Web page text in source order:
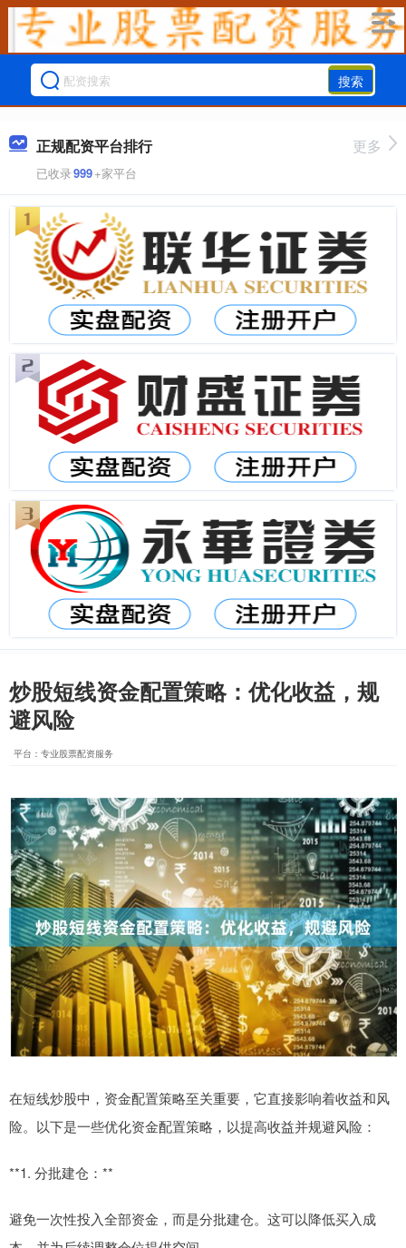
搜索
正规配资平台排行
已收录999+家平台
更多
炒股短线资金配置策略：优化收益，规
避风险
平台：专业股票配资服务
在短线炒股中，资金配置策略至关重要，它直接影响着收益和风
险。以下是一些优化资金配置策略，以提高收益并规避风险：
**1. 分批建仓：**
避免一次性投入全部资金，而是分批建仓。这可以降低买入成